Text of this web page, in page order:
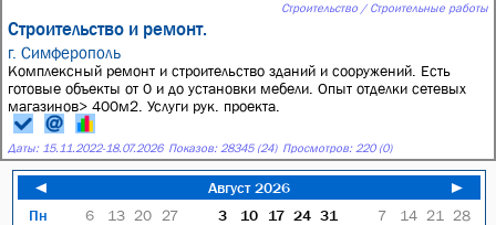
Строительство / Строительные работы
Строительство и ремонт.
г. Симферополь
Комплексный ремонт и строительство зданий и сооружений. Есть
готовые объекты от 0 и до установки мебели. Опыт отделки сетевых
магазинов> 400м2. Услуги рук. проекта.
Даты: 15.11.2022-18.07.2026 Показов: 28345 (24) Просмотров: 220 (0)
◄ Август 2026
►
Пн
6 13 20
27
3 10 17 24 31
7 14 21
28